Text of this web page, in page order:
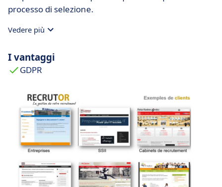
processo di selezione.
Vedere più
I vantaggi
GDPR